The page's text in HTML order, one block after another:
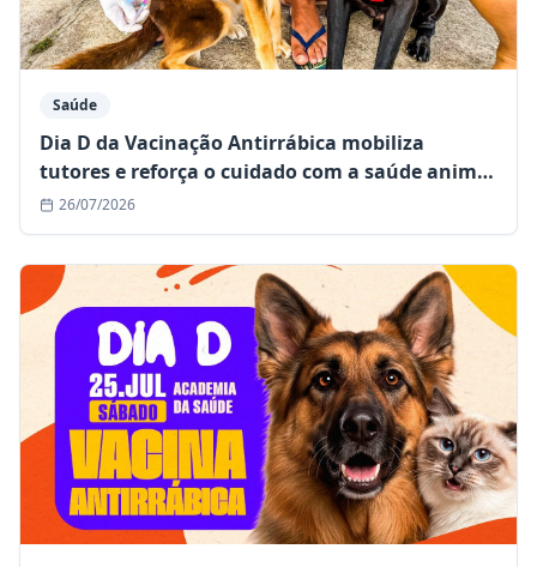
Saúde
Dia D da Vacinação Antirrábica mobiliza
tutores e reforça o cuidado com a saúde animal
em Mairi
26/07/2026